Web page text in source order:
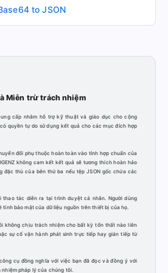
to JSON
Miễn trừ trách nhiệm
cấp nhằm hỗ trợ kỹ thuật và giáo dục cho cộng
quyền tự do sử dụng kết quả cho các mục đích hợp
đổi phụ thuộc hoàn toàn vào tính hợp chuẩn của
không cam kết kết quả sẽ tương thích hoàn hảo
đặc thù của bên thứ ba nếu tệp JSON gốc chứa các
thao tác diễn ra tại trình duyệt cá nhân. Người dùng
bảo mật của dữ liệu nguồn trên thiết bị của họ.
không chịu trách nhiệm cho bất kỳ tổn thất nào liên
sự cố vận hành phát sinh trực tiếp hay gián tiếp từ
cụ đồng nghĩa với việc bạn đã đọc và đồng ý với
pháp lý của chúng tôi.